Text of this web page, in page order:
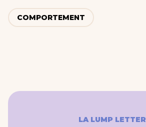
COMPORTEMENT
LA LUMP LETTER